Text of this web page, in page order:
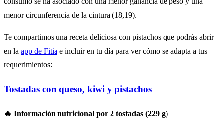
menor circunferencia de la cintura (18,19).
Te compartimos una receta deliciosa con pistachos que podrás abrir
en la app de Fitia e incluir en tu día para ver cómo se adapta a tus
requerimientos:
Tostadas con queso, kiwi y pistachos
🔥 Información nutricional por 2 tostadas (229 g)